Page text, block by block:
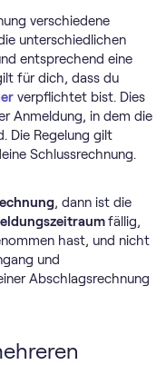
verschiedene
unterschiedlichen
entsprechend eine
für dich, dass du
verpflichtet bist. Dies
Anmeldung, in dem die
Die Regelung gilt
Schlussrechnung.
, dann ist die
fällig,
hast, und nicht
und
Abschlagsrechnung